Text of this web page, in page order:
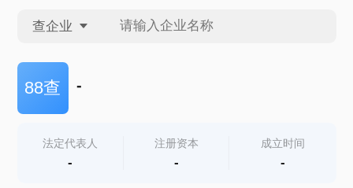
查企业
查企业
查产地
88查 -
法定代表人
-
注册资本
-
成立时间
-